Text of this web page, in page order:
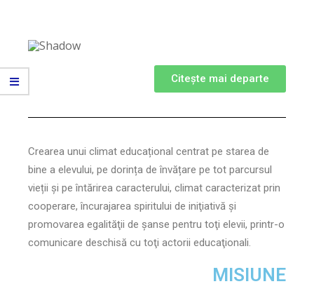
Citește mai departe
Crearea unui climat educațional centrat pe starea de
bine a elevului, pe dorința de învățare pe tot parcursul
vieții și pe întărirea caracterului, climat caracterizat prin
cooperare, încurajarea spiritului de iniţiativă şi
promovarea egalităţii de şanse pentru toţi elevii, printr-o
comunicare deschisă cu toţi actorii educaţionali.
MISIUNE